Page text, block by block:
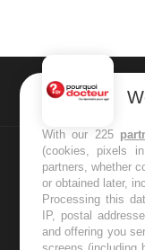
Recevez
infos santé
With our 225
(cookies, pixels
partners, whether
or obtained later,
Processing this
IP, postal
and offering you